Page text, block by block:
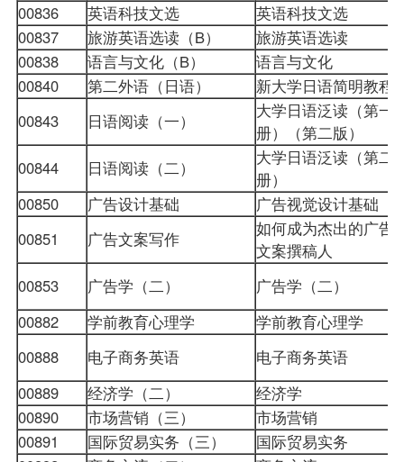
00836
英语科技文选 英语科技文选
00837
旅游英语选读（B） 旅游英语选读
00838
语言与文化（B） 语言与文化
00840
第二外语（日语） 新大学日语简明教程
00843
日语阅读（一）
大学日语泛读（第一
册）（第二版）
00844 日语阅读（二）
大学日语泛读（第二
册）
00850
广告设计基础 广告视觉设计基础
00851
广告文案写作
如何成为杰出的广告
文案撰稿人
00853 广告学（二） 广告学（二）
00882
学前教育心理学 学前教育心理学
00888
电子商务英语 电子商务英语
00889
经济学（二） 经济学
00890
市场营销（三） 市场营销
00891
国际贸易实务（三） 国际贸易实务